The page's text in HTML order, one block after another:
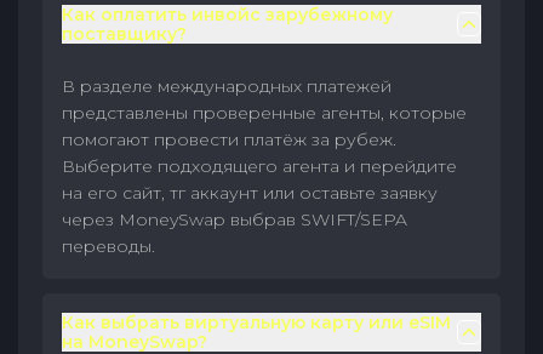
Как оплатить инвойс зарубежному
поставщику?
В разделе международных платежей
представлены проверенные агенты, которые
помогают провести платёж за рубеж.
Выберите подходящего агента и перейдите
на его сайт, тг аккаунт или оставьте заявку
через MoneySwap выбрав SWIFT/SEPA
переводы.
Как выбрать виртуальную карту или eSIM
на MoneySwap?